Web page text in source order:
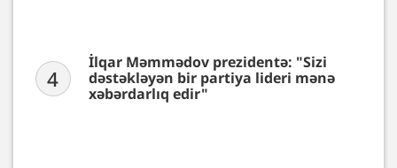
4
İlqar Məmmədov prezidentə: "Sizi
dəstəkləyən bir partiya lideri mənə
xəbərdarlıq edir"